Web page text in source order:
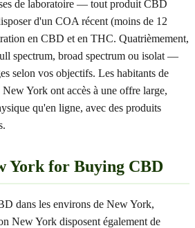
de laboratoire — tout produit CBD
d'un COA récent (moins de 12
en CBD et en THC. Quatrièmement,
spectrum, broad spectrum ou isolat —
selon vos objectifs. Les habitants de
York ont accès à une offre large,
qu'en ligne, avec des produits
York for Buying CBD
dans les environs de New York,
New York disposent également de